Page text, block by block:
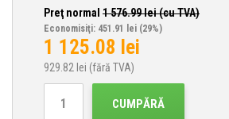
Preţ normal 1 576.99lei (cu TVA)
Economisiţi: 451.91 lei (29%)
1 125.08 lei
929.82 lei (fără TVA)
CUMPĂRĂ